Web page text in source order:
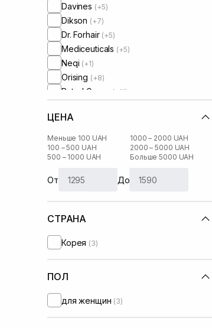
Davines (+5)
Dikson (+7)
Dr. Forhair (+5)
Mediceuticals (+5)
Neqi (+1)
Orising (+8)
Rated Green (+11)
Transparent-Lab
VT Cosmetics
WhoCares
ЦЕНА
Меньше 100 UAH
100 – 500 UAH
500 – 1000 UAH
1000 – 2000 UAH
2000 – 5000 UAH
Больше 5000 UAH
От До
СТРАНА
Корея (3)
ПОЛ
для женщин (3)